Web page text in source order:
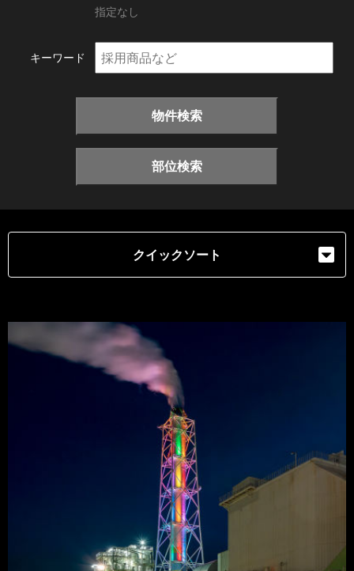
指定なし
キーワード
物件検索
部位検索
クイックソート